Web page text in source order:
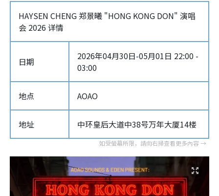
HAYSEN CHENG 郑景曦 "HONG KONG DON" 演唱
会 2026 详情
日期
2026年04月30日-05月01日 22:00 -
03:00
地点 AOAO
地址 中环皇后大道中38号万年大厦14楼